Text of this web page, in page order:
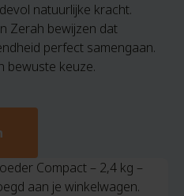
natuurlijke kracht.
Zerah bewijzen dat
perfect samengaan.
bewuste keuze.
Compact – 2,4 kg –
aan je winkelwagen.